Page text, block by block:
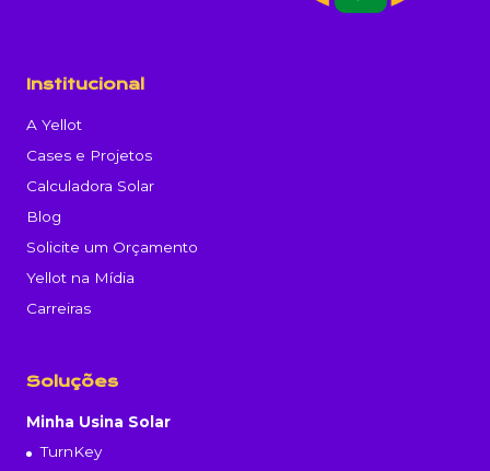
Institucional
A Yellot
Cases e Projetos
Calculadora Solar
Blog
Solicite um Orçamento
Yellot na Mídia
Carreiras
Soluções
Minha Usina Solar
TurnKey